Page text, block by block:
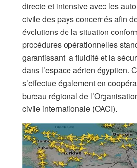
directe et intensive avec les
civile des pays concernés afin
évolutions de la situation
procédures opérationnelles
garantissant la fluidité et la
dans l’espace aérien égyptien.
s’effectue également en
bureau régional de
civile internationale (OACI).